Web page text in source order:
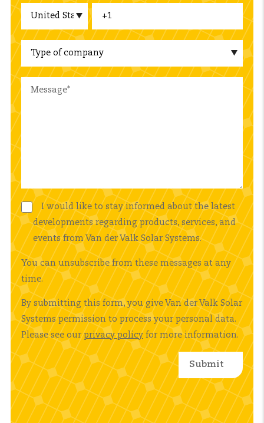
I would like to stay informed about the latest
developments regarding products, services, and
events from Van der Valk Solar Systems.
You can unsubscribe from these messages at any
time.
By submitting this form, you give Van der Valk Solar
Systems permission to process your personal data.
Please see ourprivacy policy for more information.